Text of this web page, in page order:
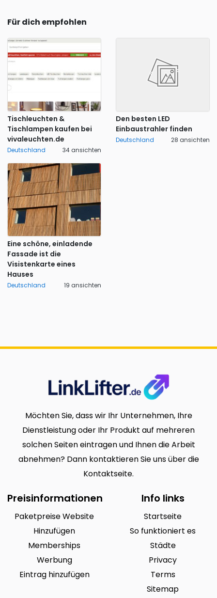
Für dich empfohlen
Tischleuchten &
Tischlampen kaufen bei
vivaleuchten.de
Deutschland 34 ansichten
Den besten LED
Einbaustrahler finden
Deutschland 28 ansichten
Eine schöne, einladende
Fassade ist die
Visistenkarte eines
Hauses
Deutschland 19 ansichten
Möchten Sie, dass wir Ihr Unternehmen, Ihre
Dienstleistung oder Ihr Produkt auf mehreren
solchen Seiten eintragen und Ihnen die Arbeit
abnehmen? Dann kontaktieren Sie uns über die
Kontaktseite.
Preisinformationen
Paketpreise Website
Hinzufügen
Memberships
Werbung
Eintrag hinzufügen
Info links
Startseite
So funktioniert es
Städte
Privacy
Terms
Sitemap